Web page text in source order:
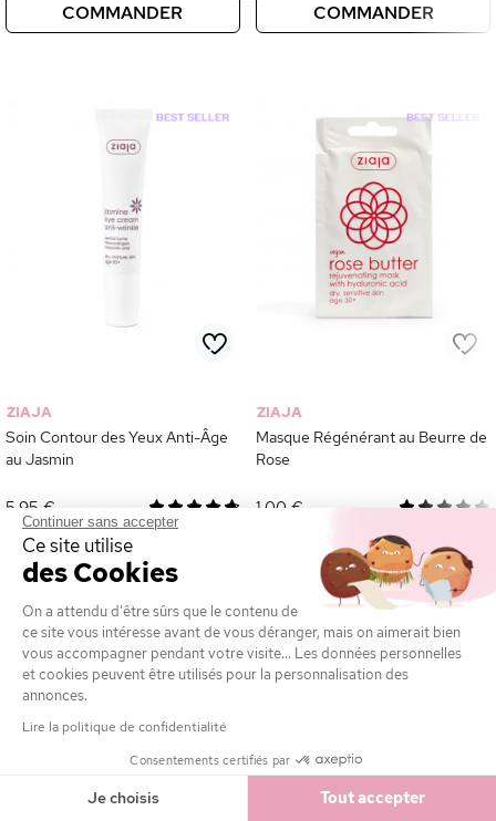
COMMANDER COMMANDER
ZIAJA
Soin Contour des Yeux Anti-Âge
au Jasmin
5,95 €
COMMANDER
ZIAJA
Masque Régénérant au Beurre de
Rose
1,00 €
COMMANDER
Continuer sans accepter
Ce site utilise
des Cookies
On a attendu d'être sûrs que le contenu de
ce site vous intéresse avant de vous déranger, mais on aimerait bien
vous accompagner pendant votre visite... Les données personnelles
et cookies peuvent être utilisés pour la personnalisation des
annonces.
Lire la politique de confidentialité
Consentements certifiés par
Je choisis Tout accepter